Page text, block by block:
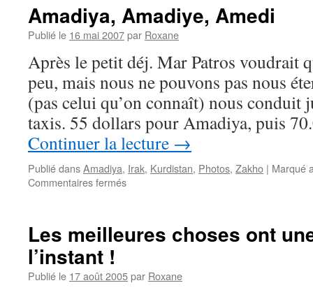
au
moins
!
Amadiya, Amadiye, Amedi
Publié le 16 mai 2007par Roxane
Après le petit déj. Mar Patros voudrait
peu, mais nous ne pouvons pas nous
(pas celui qu’on connaît) nous conduit
taxis. 55 dollars pour Amadiya, puis
Continuer la lecture →
Publié dansAmadiya, Irak, Kurdistan, Photos, Zakho | Marqué
Commentaires ferméssur
Les meilleures choses ont
l’instant !
Publié le 17 août 2005par Roxane